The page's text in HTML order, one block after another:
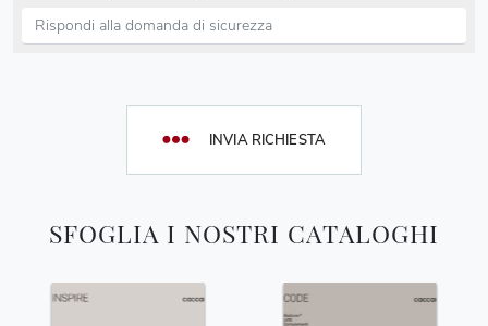
SFOGLIA I NOSTRI CATALOGHI
INVIA RICHIESTA